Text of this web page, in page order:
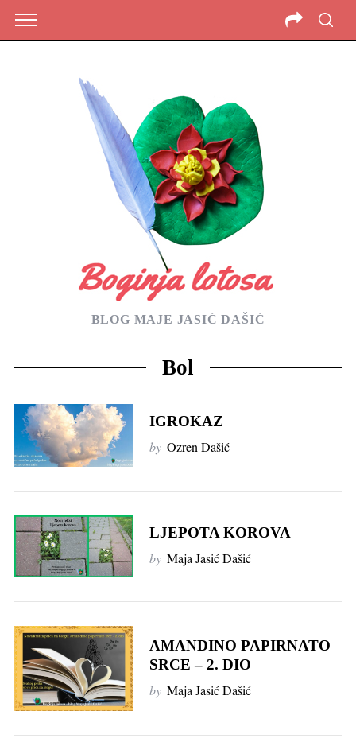
BLOG MAJE JASIĆ DAŠIĆ
Bol
IGROKAZ
by Ozren Dašić
LJEPOTA KOROVA
by Maja Jasić Dašić
AMANDINO PAPIRNATO
SRCE ‒ 2. DIO
by Maja Jasić Dašić